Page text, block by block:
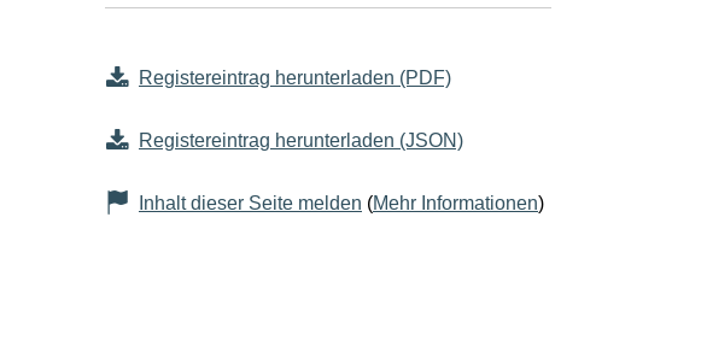
Registereintrag herunterladen (PDF)
Registereintrag herunterladen (JSON)
Inhalt dieser Seite melden (Mehr Informationen)